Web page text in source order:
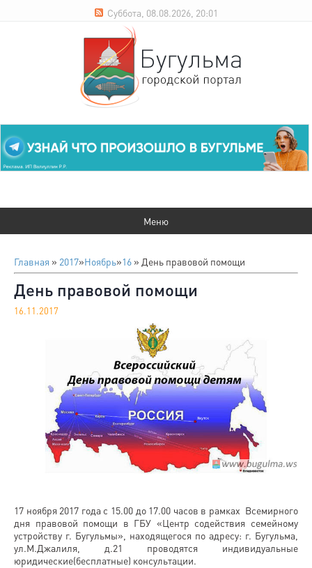
Суббота, 08.08.2026, 20:01
Главная » 2017»Ноябрь»16 » День правовой помощи
День правовой помощи
16.11.2017
17 ноября 2017 года с 15.00 до 17.00 часов в рамках Всемирного
дня правовой помощи в ГБУ «Центр содействия семейному
устройству г. Бугульмы», находящегося по адресу: г. Бугульма,
ул.М.Джалиля, д.21 проводятся индивидуальные
юридические(бесплатные) консультации.